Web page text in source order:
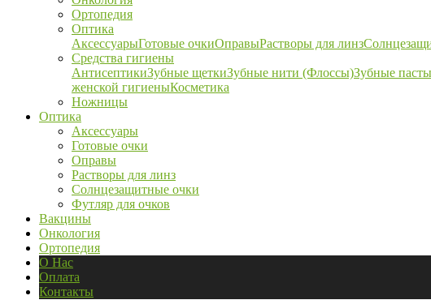
Ортопедия
Оптика
АксессуарыГотовые очкиОправыРастворы для линз
Средства гигиены
АнтисептикиЗубные щеткиЗубные нити (Флоссы)Зубные
женской гигиеныКосметика
Ножницы
Оптика
Аксессуары
Готовые очки
Оправы
Растворы для линз
Солнцезащитные очки
Футляр для очков
Вакцины
Онкология
Ортопедия
О Нас
Оплата
Контакты